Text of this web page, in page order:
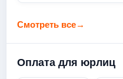
Смотреть все→
Оплата для юрлиц